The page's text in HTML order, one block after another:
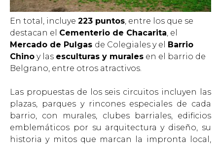
En total, incluye 223 puntos, entre los que se
destacan el Cementerio de Chacarita, el
Mercado de Pulgas de Colegiales y el
Barrio
Chino y las esculturas y murales en el barrio de
Belgrano, entre otros atractivos.
Las propuestas de los seis circuitos incluyen las
plazas, parques y rincones especiales de cada
barrio, con murales, clubes barriales, edificios
emblemáticos por su arquitectura y diseño, su
historia y mitos que marcan la impronta local,